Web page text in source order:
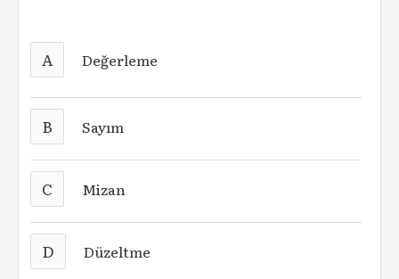
A Değerleme
B Sayım
C Mizan
D Düzeltme